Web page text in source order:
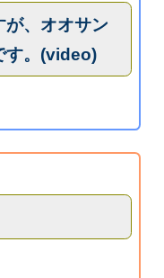
が、オオサン
す。(video)